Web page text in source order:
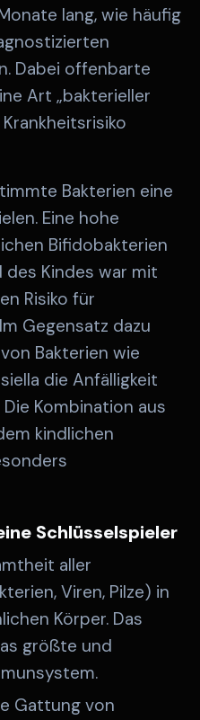
lang, wie häufig
Dabei offenbarte
Art „bakterieller
Bakterien eine
Eine hohe
Bifidobakterien
Kindes war mit
Risiko für
Gegensatz dazu
Bakterien wie
die Anfälligkeit
Kombination aus
kindlichen
Schlüsselspieler
aller
Viren, Pilze) in
Körper. Das
größte und
Gattung von